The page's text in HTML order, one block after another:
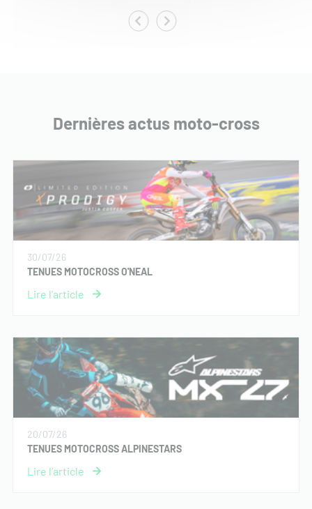
Dernières actus moto-cross
30/07/26
TENUES MOTOCROSS O'NEAL
20/07/26
TENUES MOTOCROSS ALPINESTARS